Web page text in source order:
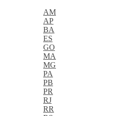
AM
AP
BA
ES
GO
MA
MG
PA
PB
PR
RJ
RR